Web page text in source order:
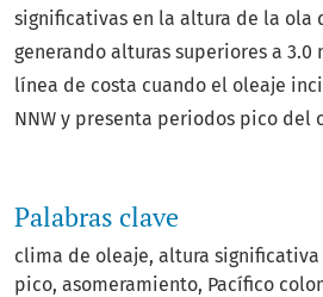
Palabras clave
clima de oleaje altura significativa
pico asomeramiento Pacífico
significativas en la altura de la ola
generando alturas superiores a
línea de costa cuando el oleaje
NNW y presenta periodos pico del